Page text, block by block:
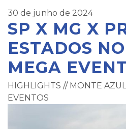
30 de junho de 2024
SP X MG X
ESTADOS
MEGA
HIGHLIGHTS // MONTE
EVENTOS